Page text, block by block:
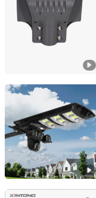
Jiangsu, China
Xi'an Lintong
Technology Co., Ltd.
Shaanxi, China